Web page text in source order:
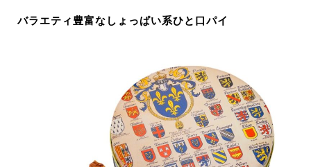
バラエティ豊富なしょっぱい系ひと口パイ